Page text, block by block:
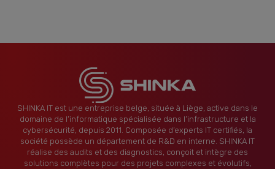
SHINKA IT est une entreprise belge, située à Liège, active dans le
domaine de l’informatique spécialisée dans l’infrastructure et la
cybersécurité, depuis 2011. Composée d’experts IT certifiés, la
société possède un département de R&D en interne. SHINKA IT
réalise des audits et des diagnostics, conçoit et intègre des
solutions complètes pour des projets complexes et évolutifs,